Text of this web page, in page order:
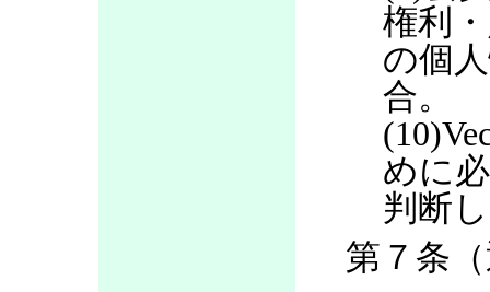
権利
の個
合。
めに
判断
第７条